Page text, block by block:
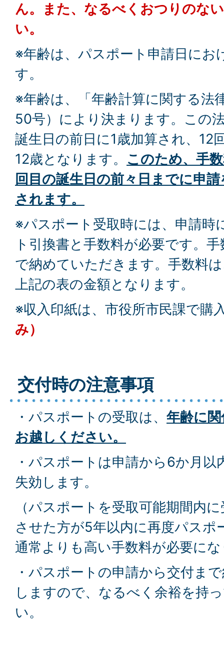
ん。また、なるべくおつりのな
い。
※年齢は、パスポート申請日にお
す。
※年齢は、「年齢計算に関する法
50号）により決まります。この
誕生日の前日に1歳加算され、12
12歳となります。 このため、手
回目の誕生日の前々日までに申
されます。
※パスポート受取時には、申請時
ト引換書と手数料が必要です。
で納めていただきます。手数料
上記の表の金額となります。
※収入印紙は、市役所市民課で購
み）
交付時の注意事項
・パスポートの受取は、 年齢に
お越しください。
・パスポートは申請から6か月
失効します。
（パスポートを受取可能期間内
させた方が5年以内に再度パスポ
通常よりも高い手数料が必要に
・パスポートの申請から交付ま
しますので、なるべく余裕を持
い。